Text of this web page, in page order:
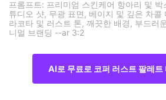
프롬프트: 프리미엄 스킨케어 항아리 및
튜디오 샷, 무광 표면, 베이지 및 깊은 차콜
라코타 및 러스트 톤, 깨끗한 배경, 부드러
니멀 브랜딩 --ar 3:2
AI로 무료로 코퍼 러스트 팔레트